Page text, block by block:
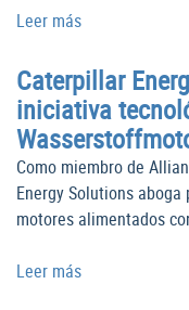
Leer más
Caterpillar
iniciativa
Como miembro de
Energy Solutions
motores alimentados
Leer más